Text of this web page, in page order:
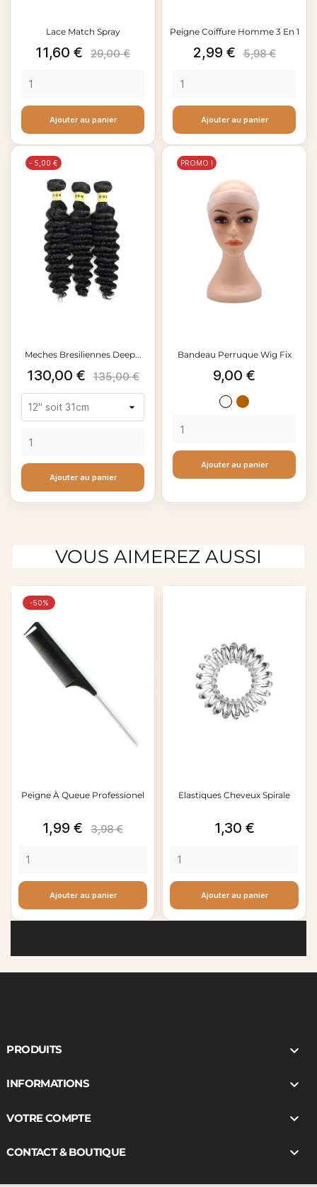
Lace Match Spray
Prix
11,60 € Prix
29,00 €
Ajouter au panier
Peigne Coiffure Homme 3 En 1
Prix
2,99 € Prix
5,98 €
Ajouter au panier
Meches Bresiliennes Deep...
Prix
130,00 € Prix
de
135,00 €
Ajouter au panier
- 5,00 €
Bandeau Perruque Wig Fix
Prix
9,00 €
BlancMarron
Ajouter au panier
PROMO !
VOUS AIMEREZ AUSSI
Peigne À Queue Professionel
Prix
1,99 € Prix
3,98 €
Ajouter au panier
-50%
Elastiques Cheveux Spirale
Prix
1,30 €
Ajouter au panier
PRODUITS 
INFORMATIONS 
VOTRE COMPTE 
CONTACT & BOUTIQUE 